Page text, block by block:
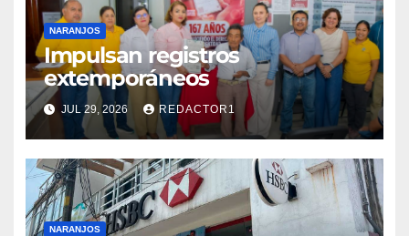
NARANJOS
Impulsan registros
extemporáneos
JUL 29, 2026 REDACTOR1
NARANJOS